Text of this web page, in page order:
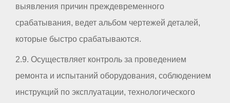
выявления причин преждевременного
срабатывания, ведет альбом чертежей деталей,
которые быстро срабатываются.
2.9. Осуществляет контроль за проведением
ремонта и испытаний оборудования, соблюдением
инструкций по эксплуатации, технологического